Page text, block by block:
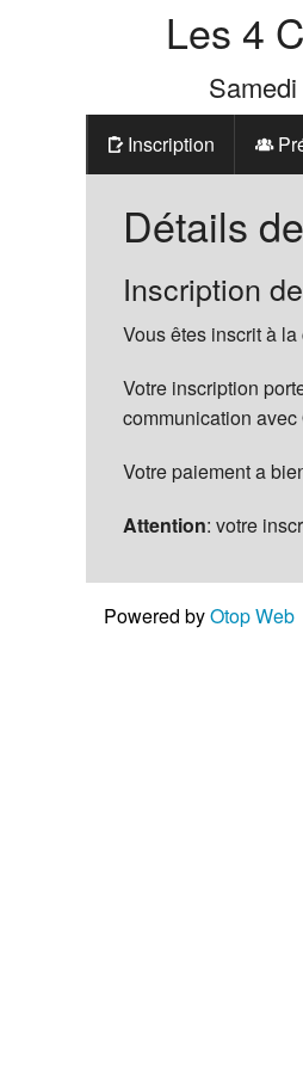
Les 4
Inscription
Détails
Inscription
Vous êtes inscrit à
Votre inscription
communication avec
Votre paiement a
Attention: votre
Powered byOtop Web